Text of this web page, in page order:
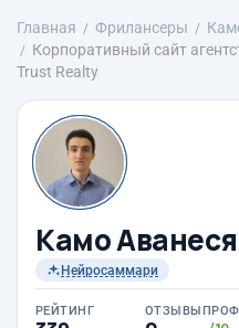
Главная Фрилансеры
Корпоративный сайт
Trust Realty
Камо
Нейросаммари
РЕЙТИНГ ОТЗЫВЫ